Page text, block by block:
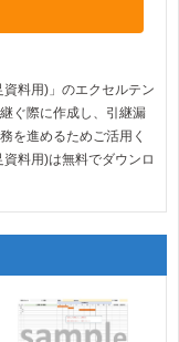
料用)」のエクセルテン
ぐ際に作成し、引継漏
を進めるためご活用く
料用)は無料でダウンロ